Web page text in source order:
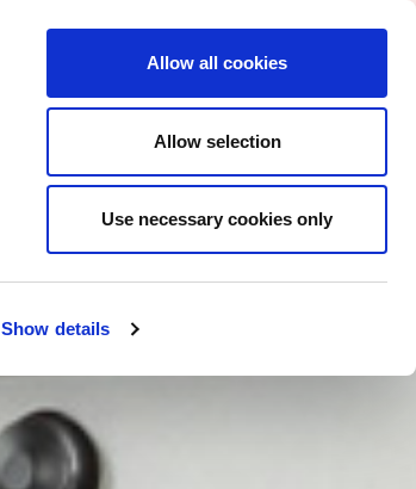
Show details
Allow all cookies
Allow selection
Use necessary cookies only